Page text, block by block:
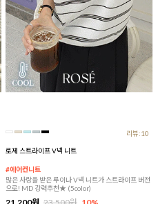
리뷰:10
로제 스트라이프 V넥 니트
#에어컨니트
많은 사랑을 받은 루이나 V넥 니트가 스트라이프 버전
으로! MD 강력추천★ (5color)